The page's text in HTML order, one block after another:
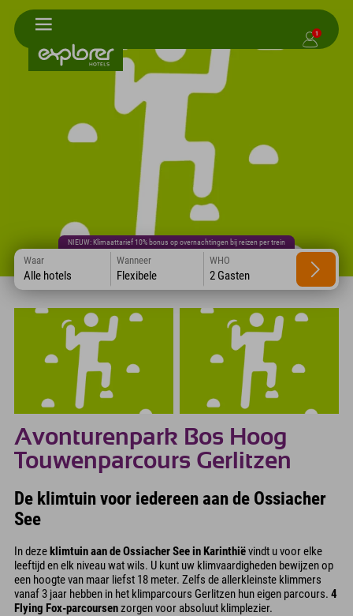
1
NIEUW: Klimaattarief 10% bonus op overnachtingen bij reizen per trein
Waar
Alle hotels
Wanneer
Flexibele
WHO
2 Gasten
Avonturenpark Bos Hoog
Touwenparcours Gerlitzen
De klimtuin voor iedereen aan de Ossiacher
See
In dezeklimtuin aan de Ossiacher See in Karinthiëvindt u voor elke
leeftijd en elk niveau wat wils. U kunt uw klimvaardigheden bewijzen op
een hoogte van maar liefst 18 meter. Zelfs de allerkleinste klimmers
vanaf 3 jaar hebben in het klimparcours Gerlitzen hun eigen parcours. 4
Flying Fox-parcoursenzorgen voor absoluut klimplezier.